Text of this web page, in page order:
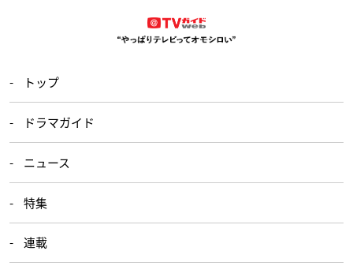
トップ
ドラマガイド
ニュース
特集
連載